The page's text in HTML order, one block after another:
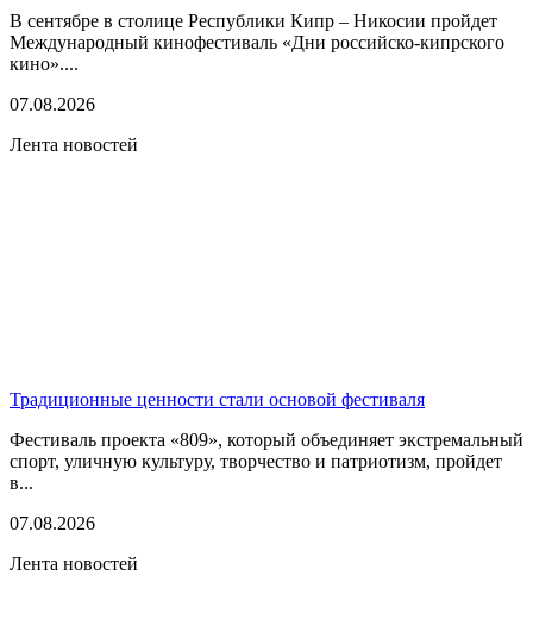
В сентябре в столице Республики Кипр – Никосии пройдет
Международный кинофестиваль «Дни российско-кипрского
кино»....
07.08.2026
Лента новостей
Традиционные ценности стали основой фестиваля
Фестиваль проекта «809», который объединяет экстремальный
спорт, уличную культуру, творчество и патриотизм, пройдет
в...
07.08.2026
Лента новостей